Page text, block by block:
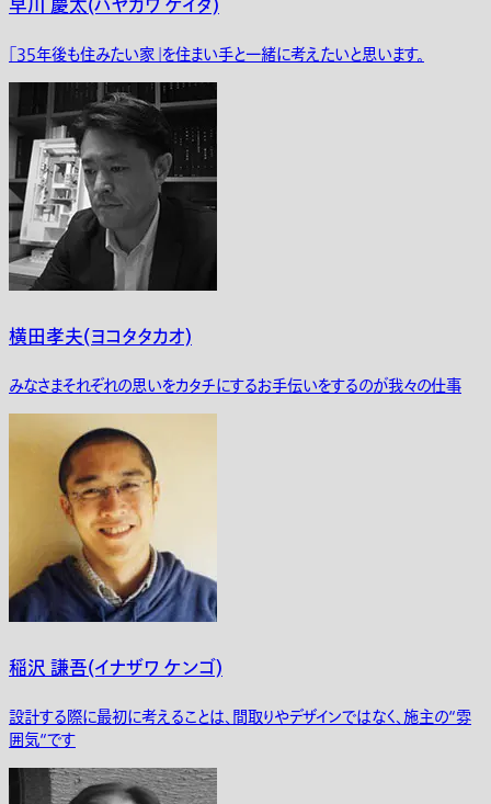
早川 慶太(ハヤカワ ケイタ)
｢35年後も住みたい家」を住まい手と一緒に考えたいと思います。
横田孝夫(ヨコタタカオ)
みなさまそれぞれの思いをカタチにするお手伝いをするのが我々の仕事
稲沢 謙吾(イナザワ ケンゴ)
設計する際に最初に考えることは、間取りやデザインではなく、施主の“雰
囲気“です